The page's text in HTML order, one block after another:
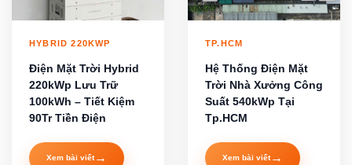
HYBRID 220KWP
Điện Mặt Trời Hybrid
220kWp Lưu Trữ
100kWh – Tiết Kiệm
90Tr Tiền Điện
Xem bài viết→
TP.HCM
Hệ Thống Điện Mặt
Trời Nhà Xưởng Công
Suất 540kWp Tại
Tp.HCM
Xem bài viết→